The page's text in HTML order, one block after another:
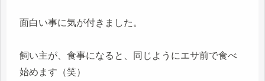
面白い事に気が付きました。
飼い主が、食事になると、同じようにエサ前で食べ
始めます（笑）